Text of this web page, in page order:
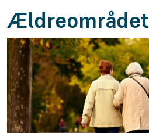
Ældreområdet